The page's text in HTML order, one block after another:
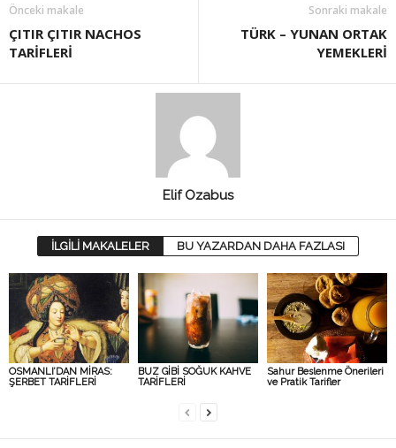
Önceki makale
ÇITIR ÇITIR NACHOS
TARİFLERİ
Sonraki makale
TÜRK – YUNAN ORTAK
YEMEKLERİ
Elif Ozabus
İLGİLİ MAKALELER BU YAZARDAN DAHA FAZLASI
OSMANLI’DAN MİRAS:
ŞERBET TARİFLERİ
BUZ GİBİ SOĞUK KAHVE
TARİFLERİ
Sahur Beslenme Önerileri
ve Pratik Tarifler